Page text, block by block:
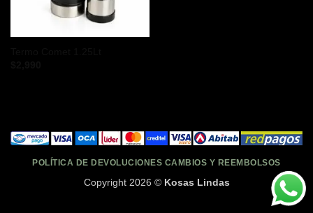
POLÍTICA DE DEVOLUCIONES CAMBIOS Y REEMBOLSOS
Copyright 2026 © Kosas Lindas